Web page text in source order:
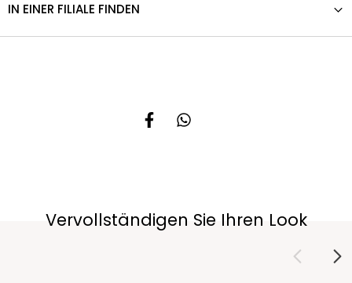
IN EINER FILIALE FINDEN
Vervollständigen Sie Ihren Look